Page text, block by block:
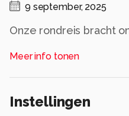
9 september, 2025
Onze rondreis bracht
wandeling langs de
hoeveel
Alle rechten voorbehouden
Meer info tonen
Instellingen